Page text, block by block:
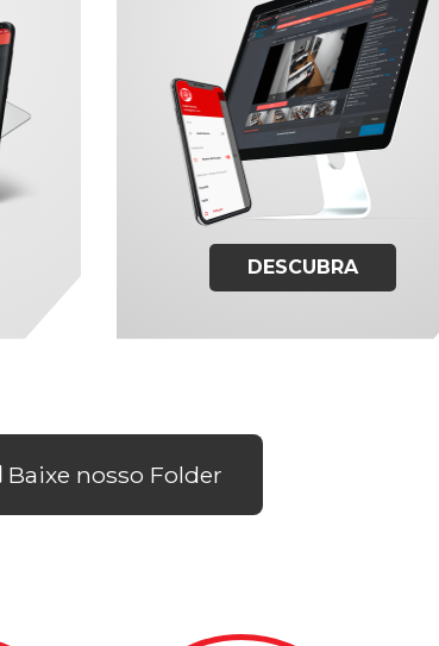
DESCUBRA
Baixe nosso Folder